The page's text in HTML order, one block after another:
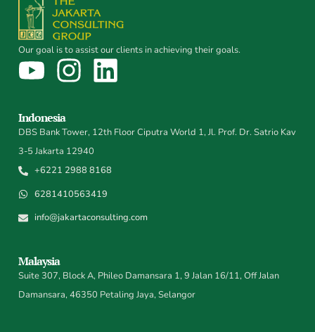
Our goal is to assist our clients in achieving their goals.
Indonesia
DBS Bank Tower, 12th Floor Ciputra World 1, Jl. Prof. Dr. Satrio Kav
3-5 Jakarta 12940
+6221 2988 8168
6281410563419
info@jakartaconsulting.com
Malaysia
Suite 307, Block A, Phileo Damansara 1, 9 Jalan 16/11, Off Jalan
Damansara, 46350 Petaling Jaya, Selangor